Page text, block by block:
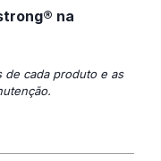
na
cada produto e as